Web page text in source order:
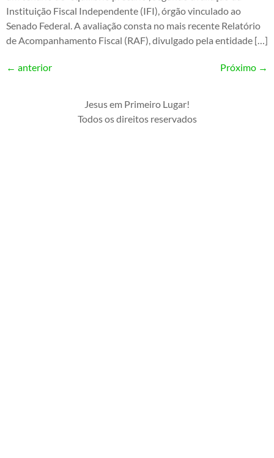
Instituição Fiscal Independente (IFI), órgão vinculado ao
Senado Federal. A avaliação consta no mais recente Relatório
de Acompanhamento Fiscal (RAF), divulgado pela entidade […]
← anterior Próximo →
Jesus em Primeiro Lugar!
Todos os direitos reservados